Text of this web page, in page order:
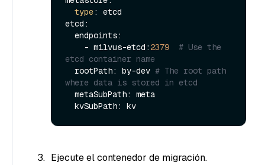
type: etcd
etcd:
    - milvus-etcd:
2379
# Use the
etcd container name
  rootPath: by-dev
# The root path
where data is stored in etcd
Ejecute el contenedor de migración.